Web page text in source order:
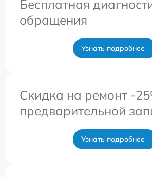
Бесплатная
обращения
Узнать подробнее
Скидка на ремонт -
предварительной
Узнать подробнее